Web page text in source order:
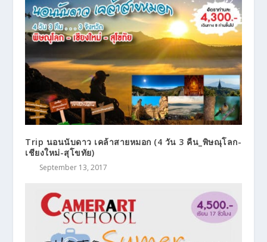
Trip นอนนับดาว เคล้าสายหมอก (4 วัน 3 คืน_พิษณุโลก-
เชียงใหม่-สุโขทัย)
September 13, 2017